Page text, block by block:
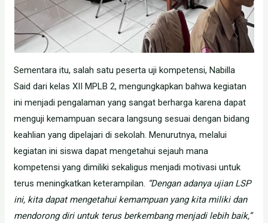
Sementara itu, salah satu peserta uji kompetensi, Nabilla
Said dari kelas XII MPLB 2, mengungkapkan bahwa kegiatan
ini menjadi pengalaman yang sangat berharga karena dapat
menguji kemampuan secara langsung sesuai dengan bidang
keahlian yang dipelajari di sekolah. Menurutnya, melalui
kegiatan ini siswa dapat mengetahui sejauh mana
kompetensi yang dimiliki sekaligus menjadi motivasi untuk
terus meningkatkan keterampilan. “Dengan adanya ujian LSP
ini, kita dapat mengetahui kemampuan yang kita miliki dan
mendorong diri untuk terus berkembang menjadi lebih baik,”